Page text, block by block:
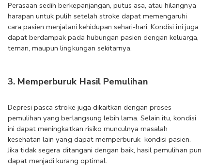
Perasaan sedih berkepanjangan, putus asa, atau hilangnya
harapan untuk pulih setelah stroke dapat memengaruhi
cara pasien menjalani kehidupan sehari-hari. Kondisi ini juga
dapat berdampak pada hubungan pasien dengan keluarga,
teman, maupun lingkungan sekitarnya.
3. Memperburuk Hasil Pemulihan
Depresi pasca stroke juga dikaitkan dengan proses
pemulihan yang berlangsung lebih lama. Selain itu, kondisi
ini dapat meningkatkan risiko munculnya masalah
kesehatan lain yang dapat memperburuk  kondisi pasien.
Jika tidak segera ditangani dengan baik, hasil pemulihan pun
dapat menjadi kurang optimal.